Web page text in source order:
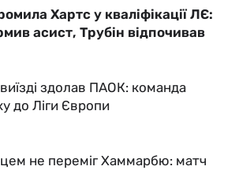
Хартс у кваліфікації ЛЄ:
асист, Трубін відпочивав
здолав ПАОК: команда
до Ліги Європи
не переміг Хаммарбю: матч